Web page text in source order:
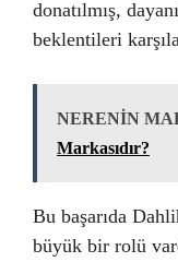
donatılmış,
beklentileri
NERENİN
Markasıdır?
Bu başarıda
büyük bir rolü